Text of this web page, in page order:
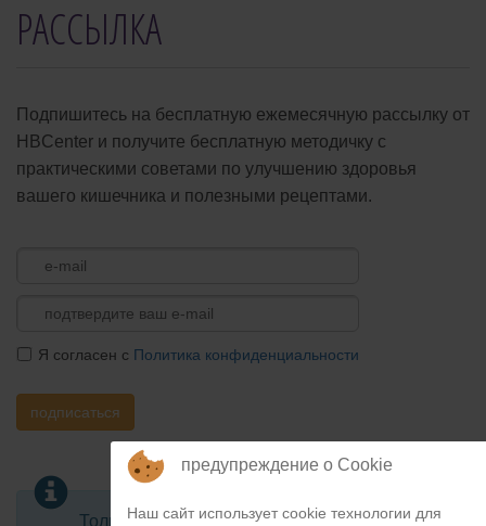
РАССЫЛКА
Подпишитесь на бесплатную ежемесячную рассылку от
HBCenter и получите бесплатную методичку с
практическими советами по улучшению здоровья
вашего кишечника и полезными рецептами.
Я согласен с Политика конфиденциальности
подписаться
Только польза для здоровья и никакого
предупреждение о Cookie
Наш сайт использует cookie технологии для